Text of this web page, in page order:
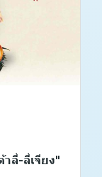
ลี่-ลี่เจียง"